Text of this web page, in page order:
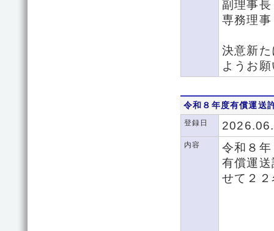
副理事
専務理
決意新
ようお
令和８年度有償運送
登録日
内容
令和８
有償運
せて２